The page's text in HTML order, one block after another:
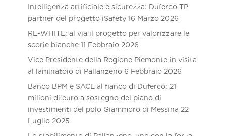
Intelligenza artificiale e sicurezza: Duferco TP
partner del progetto iSafety 16 Marzo 2026
RE-WHITE: al via il progetto per valorizzare le
scorie bianche 11 Febbraio 2026
Vice Presidente della Regione Piemonte in visita
al laminatoio di Pallanzeno 6 Febbraio 2026
Banco BPM e SACE al fianco di Duferco: 21
milioni di euro a sostegno del piano di
investimenti del polo Giammoro di Messina 22
Luglio 2025